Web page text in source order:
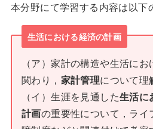
本分野にて学習する内容は以下
生活における経済の計画
（ア）家計の構造や生活に
関わり， 家計管理について理
（イ）生涯を見通した生活に
計画の重要性について，ライ